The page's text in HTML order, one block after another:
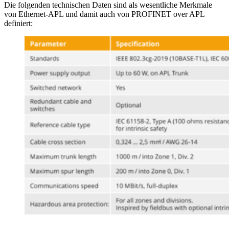
Die folgenden technischen Daten sind als wesentliche Merkmale
von Ethernet-APL und damit auch von PROFINET over APL
definiert: